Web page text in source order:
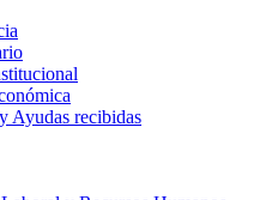
Ayudas recibidas